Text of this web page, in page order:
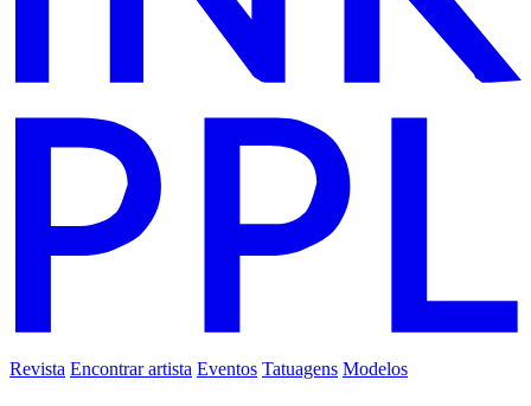
Revista Encontrar artista Eventos Tatuagens Modelos